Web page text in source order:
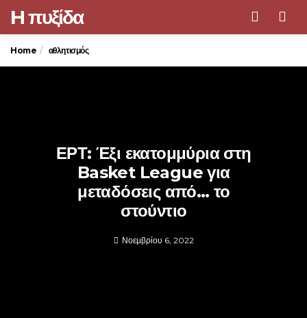
H πυξίδα
Home αθλητισμός
ΕΡΤ: Έξι εκατομμύρια στη
Basket League για
μεταδόσεις από… το
στούντιο
Νοεμβρίου 6, 2022